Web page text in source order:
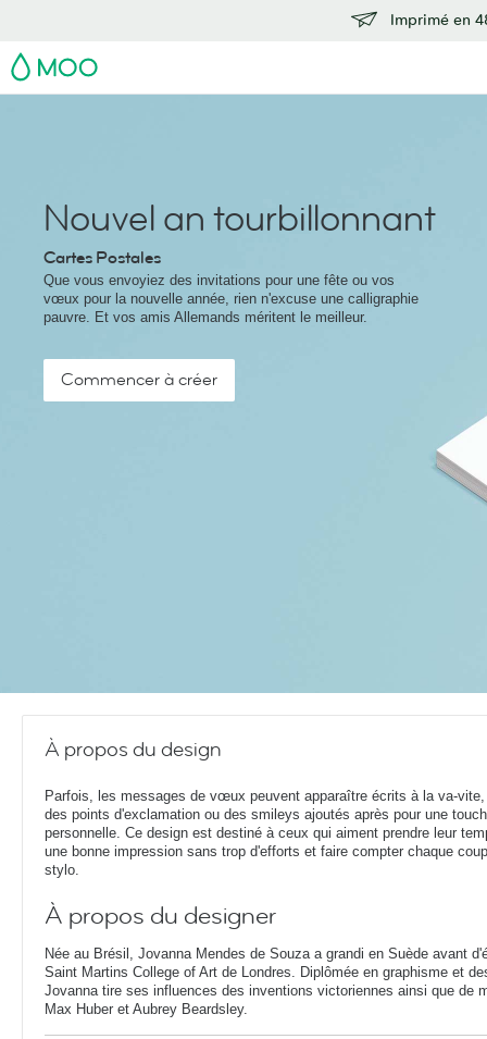
Imprimé en
MOO
Nouvel an tourbillonnant
Cartes Postales
Que vous envoyiez des invitations pour une fête ou vos
vœux pour la nouvelle année, rien n'excuse une calligraphie
pauvre. Et vos amis Allemands méritent le meilleur.
Commencer à créer
À propos du design
Parfois, les messages de vœux peuvent apparaître écrits à la va-
des points d'exclamation ou des smileys ajoutés après pour une
personnelle. Ce design est destiné à ceux qui aiment prendre leur
une bonne impression sans trop d'efforts et faire compter chaque
stylo.
À propos du designer
Née au Brésil, Jovanna Mendes de Souza a grandi en Suède avant
Saint Martins College of Art de Londres. Diplômée en graphisme et
Jovanna tire ses influences des inventions victoriennes ainsi que de
Max Huber et Aubrey Beardsley.